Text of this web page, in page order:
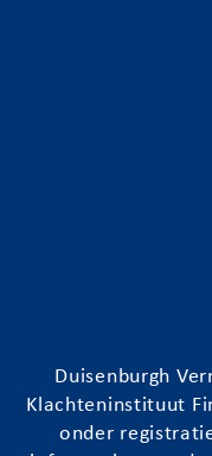
Duisenburgh
Klachteninstituut
onder